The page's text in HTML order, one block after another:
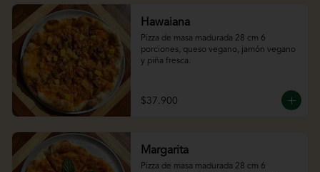
Hawaiana
Pizza de masa madurada 28 cm 6
porciones, queso vegano, jamón vegano
y piña fresca.
$37.900
Margarita
Pizza de masa madurada 28 cm 6